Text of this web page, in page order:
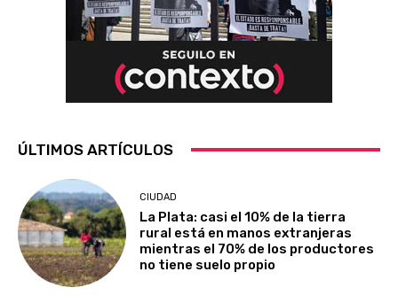
ÚLTIMOS ARTÍCULOS
CIUDAD
La Plata: casi el 10% de la tierra
rural está en manos extranjeras
mientras el 70% de los productores
no tiene suelo propio